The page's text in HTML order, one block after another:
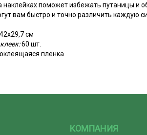
наклейках поможет избежать путаницы и
вам быстро и точно различить каждую
см
60 шт.
пленка
КОМПАНИЯ